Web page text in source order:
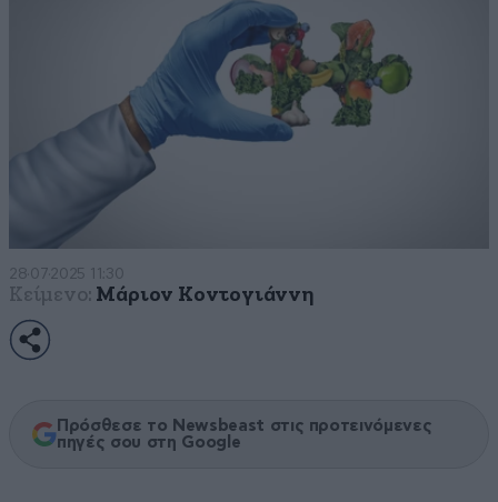
28·07·2025 11:30
Κείμενο: Μάριον Κοντογιάννη
Πρόσθεσε το Newsbeast στις προτεινόμενες
πηγές σου στη Google